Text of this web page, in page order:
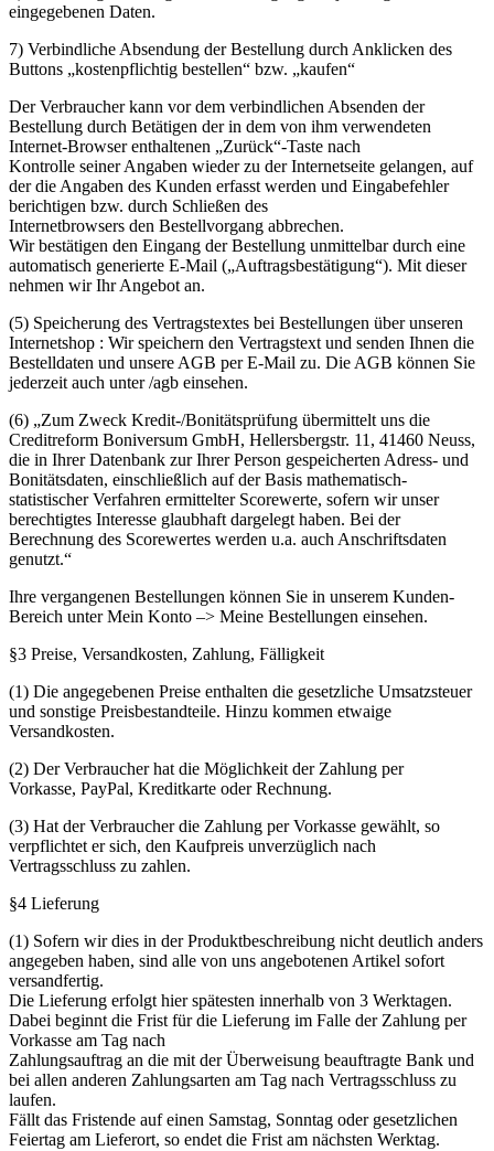
eingegebenen Daten.
7) Verbindliche Absendung der Bestellung durch Anklicken des
Buttons „kostenpflichtig bestellen“ bzw. „kaufen“
Der Verbraucher kann vor dem verbindlichen Absenden der
Bestellung durch Betätigen der in dem von ihm verwendeten
Internet-Browser enthaltenen „Zurück“-Taste nach
Kontrolle seiner Angaben wieder zu der Internetseite gelangen, auf
der die Angaben des Kunden erfasst werden und Eingabefehler
berichtigen bzw. durch Schließen des
Internetbrowsers den Bestellvorgang abbrechen.
Wir bestätigen den Eingang der Bestellung unmittelbar durch eine
automatisch generierte E-Mail („Auftragsbestätigung“). Mit dieser
nehmen wir Ihr Angebot an.
(5) Speicherung des Vertragstextes bei Bestellungen über unseren
Internetshop : Wir speichern den Vertragstext und senden Ihnen die
Bestelldaten und unsere AGB per E-Mail zu. Die AGB können Sie
jederzeit auch unter /agb einsehen.
(6) „Zum Zweck Kredit-/Bonitätsprüfung übermittelt uns die
Creditreform Boniversum GmbH, Hellersbergstr. 11, 41460 Neuss,
die in Ihrer Datenbank zur Ihrer Person gespeicherten Adress- und
Bonitätsdaten, einschließlich auf der Basis mathematisch-
statistischer Verfahren ermittelter Scorewerte, sofern wir unser
berechtigtes Interesse glaubhaft dargelegt haben. Bei der
Berechnung des Scorewertes werden u.a. auch Anschriftsdaten
genutzt.“
Ihre vergangenen Bestellungen können Sie in unserem Kunden-
Bereich unter Mein Konto –> Meine Bestellungen einsehen.
§3 Preise, Versandkosten, Zahlung, Fälligkeit
(1) Die angegebenen Preise enthalten die gesetzliche Umsatzsteuer
und sonstige Preisbestandteile. Hinzu kommen etwaige
Versandkosten.
(2) Der Verbraucher hat die Möglichkeit der Zahlung per
Vorkasse, PayPal, Kreditkarte oder Rechnung.
(3) Hat der Verbraucher die Zahlung per Vorkasse gewählt, so
verpflichtet er sich, den Kaufpreis unverzüglich nach
Vertragsschluss zu zahlen.
§4 Lieferung
(1) Sofern wir dies in der Produktbeschreibung nicht deutlich anders
angegeben haben, sind alle von uns angebotenen Artikel sofort
versandfertig.
Die Lieferung erfolgt hier spätesten innerhalb von 3 Werktagen.
Dabei beginnt die Frist für die Lieferung im Falle der Zahlung per
Vorkasse am Tag nach
Zahlungsauftrag an die mit der Überweisung beauftragte Bank und
bei allen anderen Zahlungsarten am Tag nach Vertragsschluss zu
laufen.
Fällt das Fristende auf einen Samstag, Sonntag oder gesetzlichen
Feiertag am Lieferort, so endet die Frist am nächsten Werktag.